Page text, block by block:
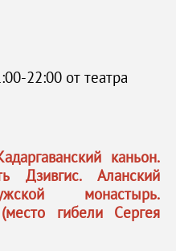
22:00 от театра
каньон.
Дзивгис. Аланский
монастырь.
гибели Сергея